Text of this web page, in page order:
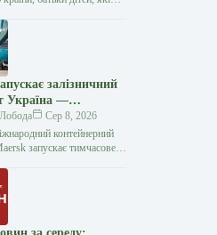
вже можуть подати
залізничний
Україна —
через атаки на
порти —
Сер 8, 2026
контейнерний
запускає тимчасове
портом Констанца.